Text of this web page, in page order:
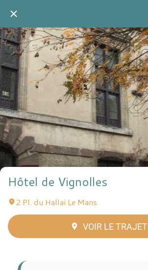
Hôtel de Vignolles
2 Pl. du Hallai Le Mans
VOIR LE TRAJET